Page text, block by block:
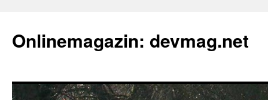
Onlinemagazin: devmag.net